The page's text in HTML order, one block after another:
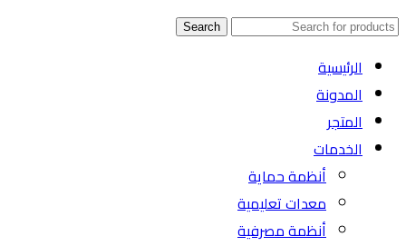
Search
الرئيسية
المدونة
المتجر
الخدمات
أنظمة حماية
معدات تعليمية
أنظمة مصرفية